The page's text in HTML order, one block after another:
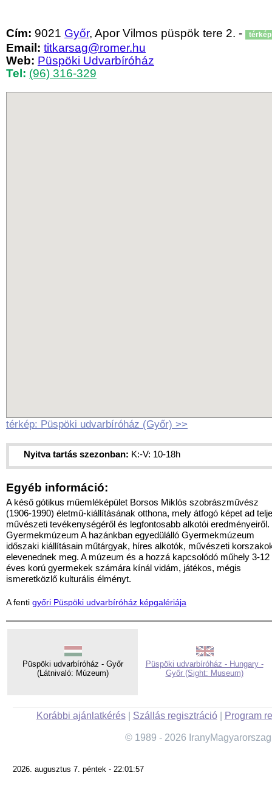
Cím: 9021 Győr, Apor Vilmos püspök tere 2. - térkép
Email: titkarsag@romer.hu
Web: Püspöki Udvarbíróház
Tel: (96) 316-329
térkép: Püspöki udvarbíróház (Győr) >>
Nyitva tartás szezonban: K:-V: 10-18h
Egyéb információ:
A késő gótikus műemléképület Borsos Miklós szobrászművész
(1906-1990) életmű-kiállításának otthona, mely átfogó képet ad
művészeti tevékenységéről és legfontosabb alkotói eredményeiről.
Gyermekmúzeum A hazánkban egyedülálló Gyermekmúzeum
időszaki kiállításain műtárgyak, híres alkotók, művészeti
elevenednek meg. A múzeum és a hozzá kapcsolódó műhely 3-12
éves korú gyermekek számára kínál vidám, játékos, mégis
ismeretközlő kulturális élményt.
A fenti győri Püspöki udvarbíróház képgalériája
Püspöki udvarbíróház - Győr
(Látnivaló: Múzeum)
Püspöki udvarbíróház - Hungary -
Győr (Sight: Museum)
Korábbi ajánlatkérés| Szállás regisztráció| Program
© 1989 - 2026
2026. augusztus 7. péntek - 22:01:57